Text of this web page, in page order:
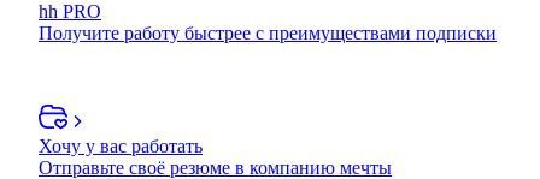
hh PRO
Получите работу быстрее с преимуществами подписки
Хочу у вас работать
Отправьте своё резюме в компанию мечты